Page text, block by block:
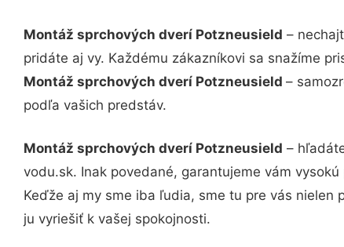
Montáž sprchových dverí Potzneusield –
pridáte aj vy. Každému zákazníkovi sa snažíme
Montáž sprchových dverí Potzneusield –
podľa vašich predstáv.
Montáž sprchových dverí Potzneusield –
vodu.sk. Inak povedané, garantujeme vám
Keďže aj my sme iba ľudia, sme tu pre vás nielen
ju vyriešiť k vašej spokojnosti.